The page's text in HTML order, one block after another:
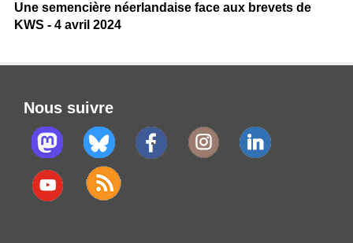
Une semencière néerlandaise face aux brevets de
KWS - 4 avril 2024
Nous suivre